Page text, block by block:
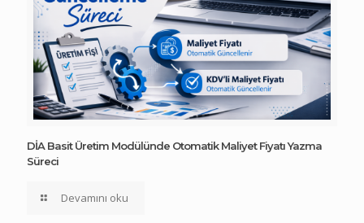
DİA Basit Üretim Modülünde Otomatik Maliyet Fiyatı Yazma
Süreci
Devamını oku